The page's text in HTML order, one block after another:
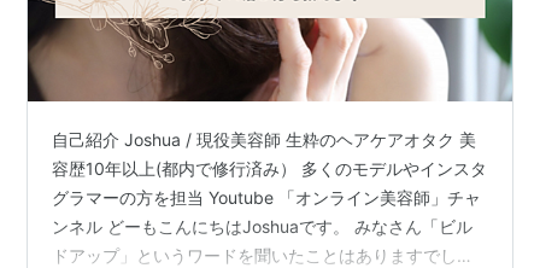
自己紹介 Joshua / 現役美容師 生粋のヘアケアオタク 美
容歴10年以上(都内で修行済み） 多くのモデルやインスタ
グラマーの方を担当 Youtube 「オンライン美容師」チャ
ンネル どーもこんにちはJoshuaです。 みなさん「ビル
ドアップ」というワードを聞いたことはありますでしょ